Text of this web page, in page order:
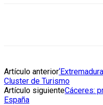
Artículo anterior
Cluster de Turismo
Artículo siguienteCáceres:
España